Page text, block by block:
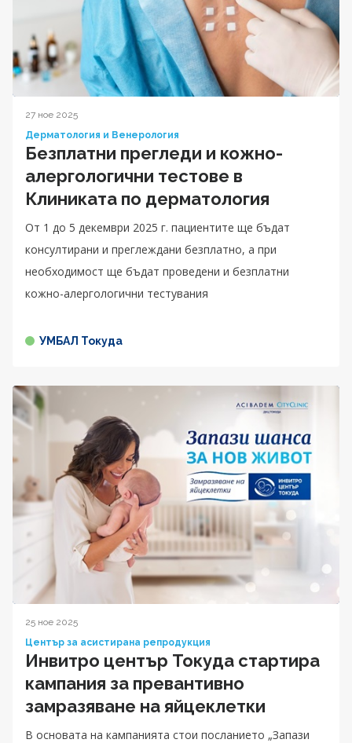
27 ное 2025
Дерматология и Венерология
Безплатни прегледи и кожно-
алергологични тестове в
Клиниката по дерматология
От 1 до 5 декември 2025 г. пациентите ще бъдат
консултирани и преглеждани безплатно, а при
необходимост ще бъдат проведени и безплатни
кожно-алергологични тестувания
УМБАЛ Токуда
25 ное 2025
Център за асистирана репродукция
Инвитро център Токуда стартира
кампания за превантивно
замразяване на яйцеклетки
В основата на кампанията стои посланието „Запази